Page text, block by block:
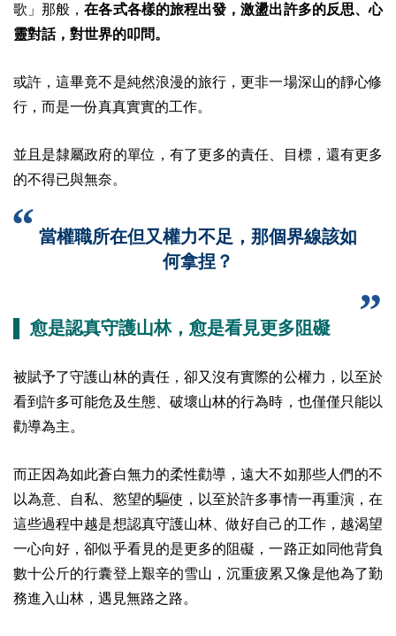
歌」那般，在各式各樣的旅程出發，激盪出許多的反思、心
靈對話，對世界的叩問。
或許，這畢竟不是純然浪漫的旅行，更非一場深山的靜心修
行，而是一份真真實實的工作。
並且是隸屬政府的單位，有了更多的責任、目標，還有更多
的不得已與無奈。
當權職所在但又權力不足，那個界線該如
何拿捏？
▌ 愈是認真守護山林，愈是看見更多阻礙
被賦予了守護山林的責任，卻又沒有實際的公權力，以至於
看到許多可能危及生態、破壞山林的行為時，也僅僅只能以
勸導為主。
而正因為如此蒼白無力的柔性勸導，遠大不如那些人們的不
以為意、自私、慾望的驅使，以至於許多事情一再重演，在
這些過程中越是想認真守護山林、做好自己的工作，越渴望
一心向好，卻似乎看見的是更多的阻礙，一路正如同他背負
數十公斤的行囊登上艱辛的雪山，沉重疲累又像是他為了勤
務進入山林，遇見無路之路。